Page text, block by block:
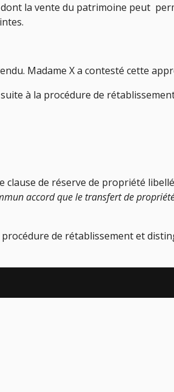
la vente du patrimoine peut
Madame X a contesté cette
à la procédure de
de réserve de propriété
accord que le transfert de
de rétablissement et